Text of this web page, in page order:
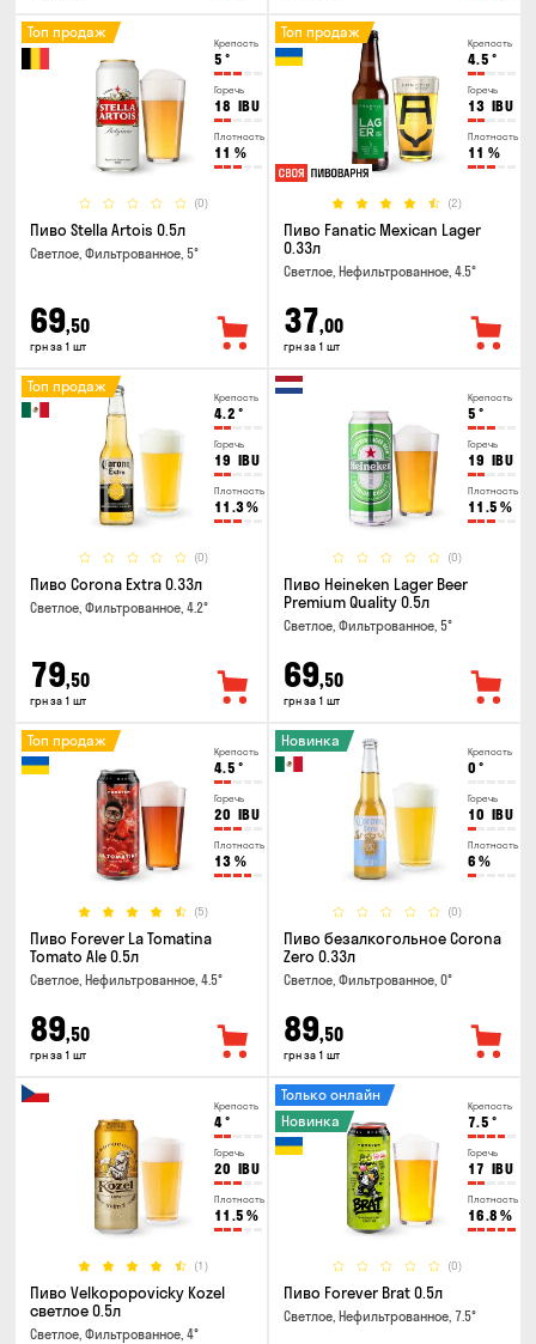
Крепость
5 °
Горечь
18 IBU
Плотность
11 %
(0)
Топ продаж
Пиво Stella Artois 0.5л
Светлое, Фильтрованное, 5°
69,50
грн за 1 шт
Крепость
4.5 °
Горечь
13 IBU
Плотность
11 %
(2)
Топ продаж
Пиво Fanatic Mexican Lager
0.33л
Светлое, Нефильтрованное, 4.5°
37,00
грн за 1 шт
Крепость
4.2 °
Горечь
19 IBU
Плотность
11.3%
(0)
Топ продаж
Пиво Corona Extra 0.33л
Светлое, Фильтрованное, 4.2°
79,50
грн за 1 шт
Крепость
5 °
Горечь
19 IBU
Плотность
11.5 %
(0)
Пиво Heineken Lager Beer
Premium Quality 0.5л
Светлое, Фильтрованное, 5°
69,50
грн за 1 шт
Крепость
4.5 °
Горечь
20 IBU
Плотность
13 %
(5)
Топ продаж
Пиво Forever La Tomatina
Tomato Ale 0.5л
Светлое, Нефильтрованное, 4.5°
89,50
грн за 1 шт
Крепость
0 °
Горечь
10 IBU
Плотность
6 %
(0)
Новинка
Пиво безалкогольное Corona
Zero 0.33л
Светлое, Фильтрованное, 0°
89,50
грн за 1 шт
Крепость
4°
Горечь
20 IBU
Плотность
11.5 %
(1)
Пиво Velkopopovicky Kozel
светлое 0.5л
Светлое, Фильтрованное, 4°
Крепость
7.5 °
Горечь
17 IBU
Плотность
16.8 %
(0)
Только онлайн
Новинка
Пиво Forever Brat 0.5л
Светлое, Нефильтрованное, 7.5°